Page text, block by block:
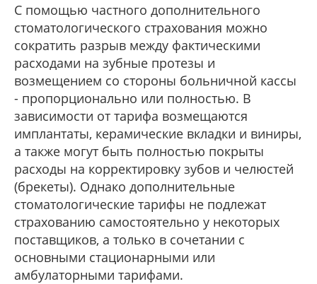
С помощью частного дополнительного
стоматологического страхования можно
сократить разрыв между фактическими
расходами на зубные протезы и
возмещением со стороны больничной кассы
- пропорционально или полностью. В
зависимости от тарифа возмещаются
имплантаты, керамические вкладки и виниры,
а также могут быть полностью покрыты
расходы на корректировку зубов и челюстей
(брекеты). Однако дополнительные
стоматологические тарифы не подлежат
страхованию самостоятельно у некоторых
поставщиков, а только в сочетании с
основными стационарными или
амбулаторными тарифами.